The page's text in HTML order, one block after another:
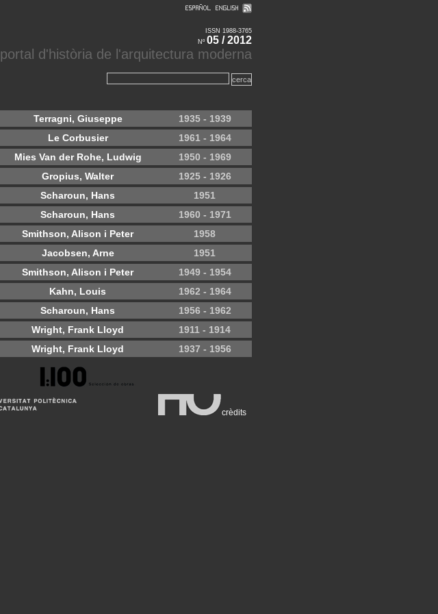
ISSN 1988-3765
Nº 05 / 2012
portal d'història de l'arquitectura moderna
Terragni, Giuseppe
1935 - 1939
Le Corbusier
1961 - 1964
Mies Van der Rohe, Ludwig
1950 - 1969
Gropius, Walter
1925 - 1926
Scharoun, Hans
1951
Scharoun, Hans
1960 - 1971
Smithson, Alison i Peter
1958
Jacobsen, Arne
1951
Smithson, Alison i Peter
1949 - 1954
Kahn, Louis
1962 - 1964
Scharoun, Hans
1956 - 1962
Wright, Frank Lloyd
1911 - 1914
Wright, Frank Lloyd 1937 - 1956
crèdits